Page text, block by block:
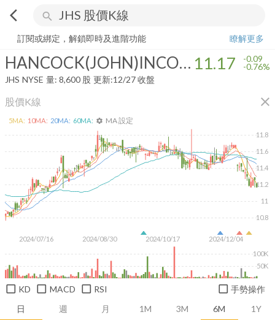
arrow_back_ios search
HANCOCK(JOHN)INCOME SECURITIES TR
訂閱或綁定，解鎖即時及進階功能
瞭解更多
HANCOCK(JOHN)INCOME SECURITIES TR 11.17 -0.09
-0.76%
JHS NYSE 量: 8,600 股 更新:12/27 收盤
股價K線 close
日 週 月 1M 3M 6M 1Y
2024/07/16 2024/08/30 2024/10/17 2024/12/04
10.8
11
11.2
11.4
11.6
11.8
50K
100K
5MA: 10MA: 20MA: 60MA: settings MA 設定
KD MACD RSI 手勢操作